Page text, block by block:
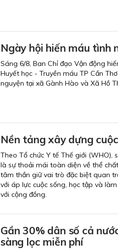
Ngày hội hiến máu tình
Sáng 6/8, Ban Chỉ đạo Vận động
Huyết học - Truyền máu TP Cần
nguyện tại xã Gành Hào và Xã Hồ
Nền tảng xây dựng
Theo Tổ chức Y tế Thế giới
là sự thoải mái toàn diện về thể
tâm thần giữ vai trò đặc biệt quan
với áp lực cuộc sống, học tập và
với cộng đồng.
Gần 30% dân số cả
sàng lọc miễn phí